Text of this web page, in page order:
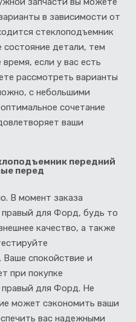
в зависимости от
стеклоподъемник
детали, тем
если у вас есть
рассмотреть варианты
с небольшими
сочетание
ваши
передний
перед
В момент заказа
для Форд, будь то
качество, а также
Ваше спокойствие и
при покупке
правый для Форд. Не
может сэкономить ваши
вас надежными